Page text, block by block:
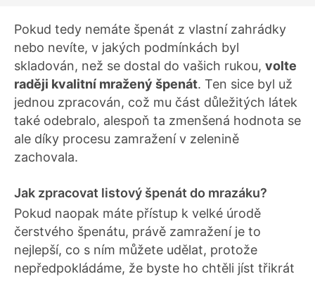
Pokud tedy nemáte špenát z vlastní zahrádky
nebo nevíte, v jakých podmínkách byl
skladován, než se dostal do vašich rukou, volte
raději kvalitní mražený špenát. Ten sice byl už
jednou zpracován, což mu část důležitých látek
také odebralo, alespoň ta zmenšená hodnota se
ale díky procesu zamražení v zelenině
zachovala.
Jak zpracovat listový špenát do mrazáku?
Pokud naopak máte přístup k velké úrodě
čerstvého špenátu, právě zamražení je to
nejlepší, co s ním můžete udělat, protože
nepředpokládáme, že byste ho chtěli jíst třikrát